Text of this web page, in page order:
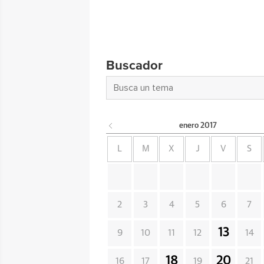
Buscador
enero 2017
L M X J V S
2 3 4 5 6 7
9 10 11 12 13 14
16 17 18 19 20 21